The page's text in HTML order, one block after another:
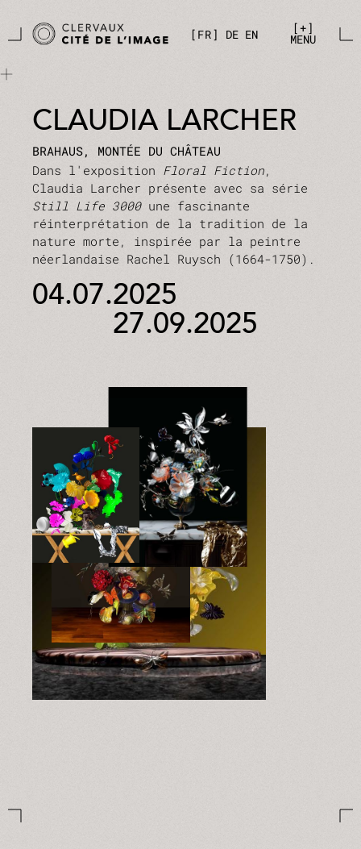
FR
DE EN +
MENU
CLAUDIA LARCHER
BRAHAUS, MONTÉE DU CHÂTEAU
Dans l'exposition Floral Fiction,
Claudia Larcher présente avec sa série
Still Life 3000une fascinante
réinterprétation de la tradition de la
nature morte, inspirée par la peintre
néerlandaise Rachel Ruysch (1664-1750).
04.07.2025
27.09.2025